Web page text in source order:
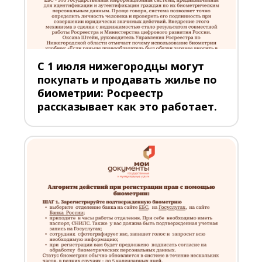
С 1 июля нижегородцы могут
покупать и продавать жилье по
биометрии: Росреестр
рассказывает как это работает.